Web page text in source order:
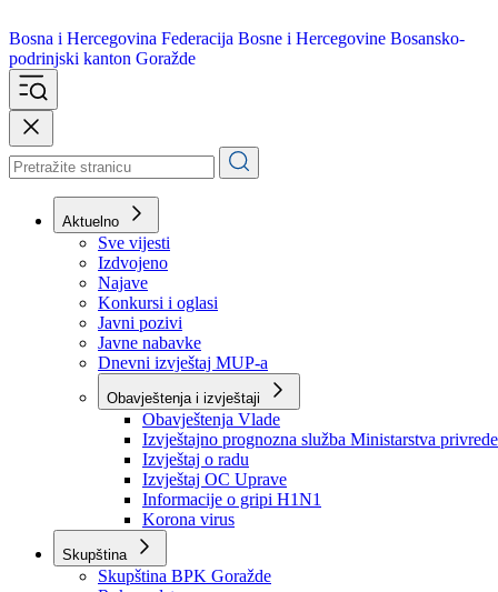
Bosna i Hercegovina
podrinjski kanton Goražde
Aktuelno
Sve vijesti
Izdvojeno
Najave
Konkursi i oglasi
Javni pozivi
Javne nabavke
Dnevni izvještaj MUP-a
Obavještenja i izvještaji
Obavještenja Vlade
Izvještajno prognozna služba Ministarstva privrede
Izvještaj o radu
Izvještaj OC Uprave
Informacije o gripi H1N1
Korona virus